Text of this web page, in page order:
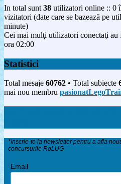
In total sunt 38 utilizatori online :: 0
vizitatori (date care se bazează pe
minute)
Cei mai mulţi utilizatori conectaţi au
ora 02:00
Statistici
Total mesaje 60762 • Total subiecte
mai nou membru
*Inscrie-te la newsletter pentru a afla
concursurile RoLUG
Email